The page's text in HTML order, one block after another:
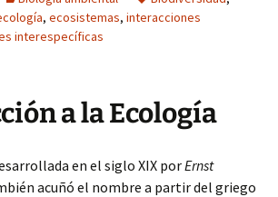
, ecosistemas, interacciones
interespecíficas
a la Ecología
en el siglo XIX porErnst
acuñó el nombre a partir del griego